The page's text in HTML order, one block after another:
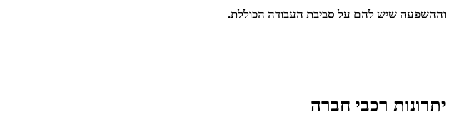
וההשפעה שיש להם על סביבת העבודה הכוללת.
יתרונות רכבי חברה